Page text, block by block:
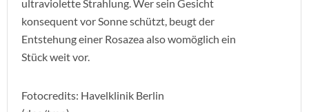
ultraviolette Strahlung. Wer sein Gesicht
konsequent vor Sonne schützt, beugt der
Entstehung einer Rosazea also womöglich ein
Stück weit vor.
Fotocredits: Havelklinik Berlin